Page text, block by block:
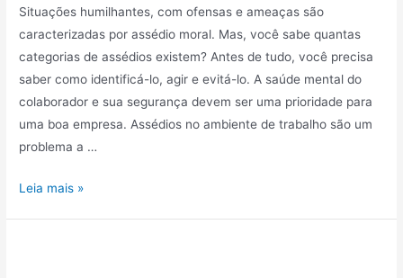
Situações humilhantes, com ofensas e ameaças são
caracterizadas por assédio moral. Mas, você sabe quantas
categorias de assédios existem? Antes de tudo, você precisa
saber como identificá-lo, agir e evitá-lo. A saúde mental do
colaborador e sua segurança devem ser uma prioridade para
uma boa empresa. Assédios no ambiente de trabalho são um
problema a …
Leia mais »